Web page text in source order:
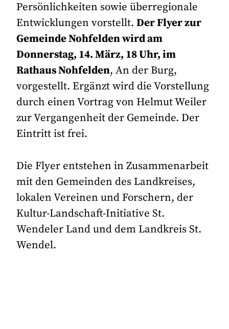
Persönlichkeiten sowie überregionale
Entwicklungen vorstellt.Der Flyer zur
Gemeinde Nohfelden wird am
Donnerstag, 14. März, 18 Uhr, im
Rathaus Nohfelden, An der Burg,
vorgestellt. Ergänzt wird die Vorstellung
durch einen Vortrag von Helmut Weiler
zur Vergangenheit der Gemeinde. Der
Eintritt ist frei.
Die Flyer entstehen in Zusammenarbeit
mit den Gemeinden des Landkreises,
lokalen Vereinen und Forschern, der
Kultur-Landschaft-Initiative St.
Wendeler Land und dem Landkreis St.
Wendel.